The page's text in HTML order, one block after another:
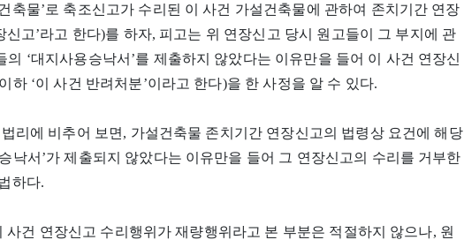
축물’로 축조신고가 수리된 이 사건 가설건축물에 관하여 존치기간 연장
신고’라고 한다)를 하자, 피고는 위 연장신고 당시 원고들이 그 부지에 관
의 ‘대지사용승낙서’를 제출하지 않았다는 이유만을 들어 이 사건 연장신
하 ‘이 사건 반려처분’이라고 한다)을 한 사정을 알 수 있다.
리에 비추어 보면, 가설건축물 존치기간 연장신고의 법령상 요건에 해당
낙서’가 제출되지 않았다는 이유만을 들어 그 연장신고의 수리를 거부한
하다.
사건 연장신고 수리행위가 재량행위라고 본 부분은 적절하지 않으나, 원